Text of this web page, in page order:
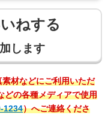
ねする
します
材などにご利用いただ
どの各種メディアで使用
1234）へご連絡くださ